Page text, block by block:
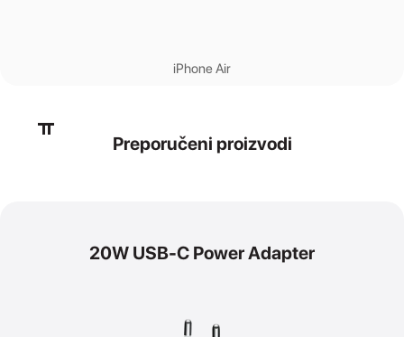
iPhone Air
Preporučeni proizvodi
20W USB-C Power Adapter